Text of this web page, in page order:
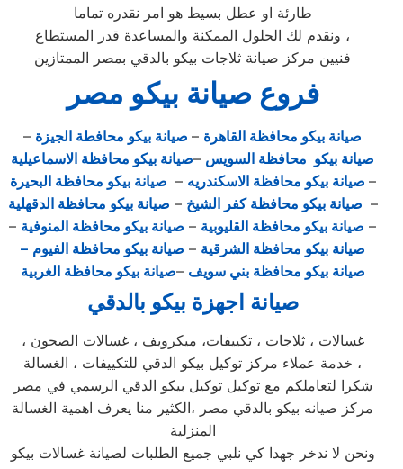
طارئة او عطل بسيط هو امر نقدره تماما
ونقدم لك الحلول الممكنة والمساعدة قدر المستطاع ،
فنيين مركز صيانة ثلاجات بيكو بالدقي بمصر الممتازين
فروع صيانة بيكو مصر
صيانة بيكو محافظة القاهرة – صيانة بيكو محافطة الجيزة –
صيانة بيكو محافظة السويس –صيانة بيكو محافظة الاسماعيلية
– صيانة بيكو محافظة الاسكندريه – صيانة بيكو محافظة البحيرة
– صيانة بيكو محافظة كفر الشيخ – صيانة بيكو محافظة الدقهلية
– صيانة بيكو محافظة القليوبية – صيانة بيكو محافظة المنوفية –
صيانة بيكو محافظة الشرقية – صيانة بيكو محافظة الفيوم –
صيانة بيكو محافظة بني سويف –صيانة بيكو محافظة الغربية
صيانة اجهزة بيكو بالدقي
غسالات ، ثلاجات ، تكييفات، ميكرويف ، غسالات الصحون ،
خدمة عملاء مركز توكيل بيكو الدقي للتكييفات ، الغسالة ،
شكرا لتعاملكم مع توكيل توكيل بيكو الدقي الرسمي في مصر
مركز صيانه بيكو بالدقي مصر ،الكثير منا يعرف اهمية الغسالة
المنزلية
ونحن لا ندخر جهدا كي نلبي جميع الطلبات لصيانة غسالات بيكو